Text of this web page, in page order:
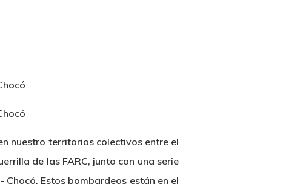
nuestro territorios colectivos entre el
de las FARC, junto con una serie
Estos bombardeos están en el